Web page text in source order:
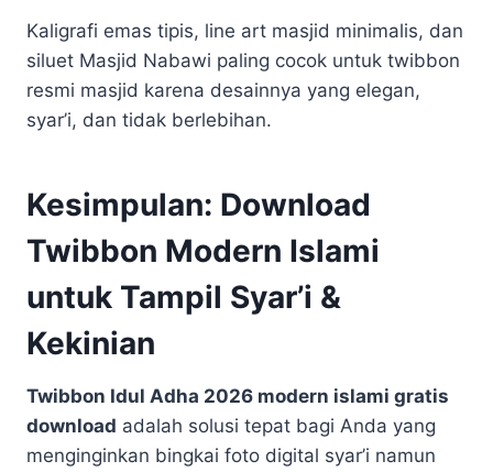
Kaligrafi emas tipis, line art masjid minimalis, dan
siluet Masjid Nabawi paling cocok untuk twibbon
resmi masjid karena desainnya yang elegan,
syar’i, dan tidak berlebihan.
Kesimpulan: Download
Twibbon Modern Islami
untuk Tampil Syar’i &
Kekinian
Twibbon Idul Adha 2026 modern islami gratis
download adalah solusi tepat bagi Anda yang
menginginkan bingkai foto digital syar’i namun